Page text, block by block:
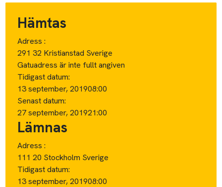
Hämtas
Adress :
291 32 Kristianstad Sverige
Gatuadress är inte fullt angiven
Tidigast datum:
13 september, 201908:00
Senast datum:
27 september, 201921:00
Lämnas
Adress :
111 20 Stockholm Sverige
Tidigast datum:
13 september, 201908:00